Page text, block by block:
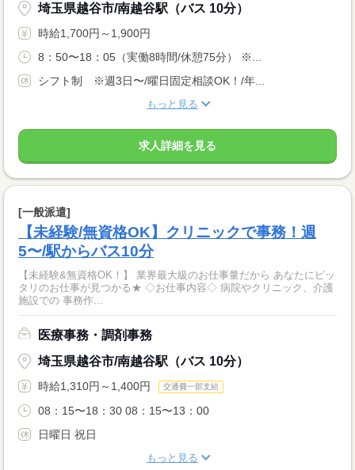
埼玉県越谷市/南越谷駅（バス 10分）
時給1,700円～1,900円
8：50〜18：05（実働8時間/休憩75分） ※...
シフト制 ※週3日〜/曜日固定相談OK！/年...
もっと見る
求人詳細を見る
[一般派遣]
【未経験/無資格OK】クリニックで事務！週
5〜/駅からバス10分
【未経験&無資格OK！】 業界最大級のお仕事量だから あなたにピッ
タリのお仕事が見つかる★ ◇お仕事内容◇ 病院やクリニック、介護
施設での 事務作...
医療事務・調剤事務
埼玉県越谷市/南越谷駅（バス 10分）
時給1,310円～1,400円 交通費一部支給
08：15〜18：30 08：15〜13：00
日曜日 祝日
もっと見る